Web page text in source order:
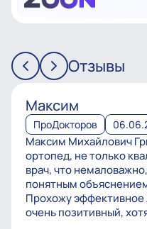
Отзывы
Максим
ПроДокторов
Максим Михайлович
ортопед, не только
врач, что
понятным
Прохожу эффективное
очень позитивный,